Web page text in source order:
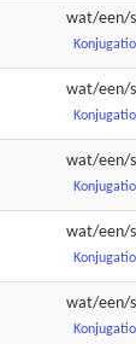
wat/een/
wat/een/
wat/een/
wat/een/
wat/een/